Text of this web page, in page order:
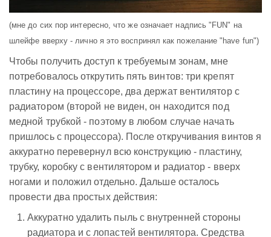
(мне до сих пор интересно, что же означает надпись "FUN" на
шлейфе вверху - лично я это воспринял как пожелание "have fun")
Чтобы получить доступ к требуемым зонам, мне
потребовалось открутить пять винтов: три крепят
пластину на процессоре, два держат вентилятор с
радиатором (второй не виден, он находится под
медной трубкой - поэтому в любом случае начать
пришлось с процессора). После откручивания винтов я
аккуратно перевернул всю конструкцию - пластину,
трубку, коробку с вентилятором и радиатор - вверх
ногами и положил отдельно. Дальше осталось
провести два простых действия:
Аккуратно удалить пыль с внутренней стороны
радиатора и с лопастей вентилятора. Средства